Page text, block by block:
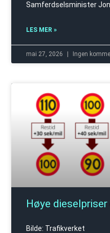
Samferdselsminister
LES MER »
mai 27, 2026 Ingen
Høye
Bilde: Trafikverket